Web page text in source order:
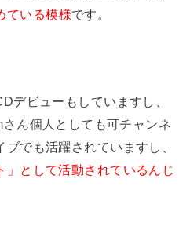
ている模様です。
デビューもしていますし、
ん個人としても可チャンネ
でも活躍されていますし、
」として活動されているんじ